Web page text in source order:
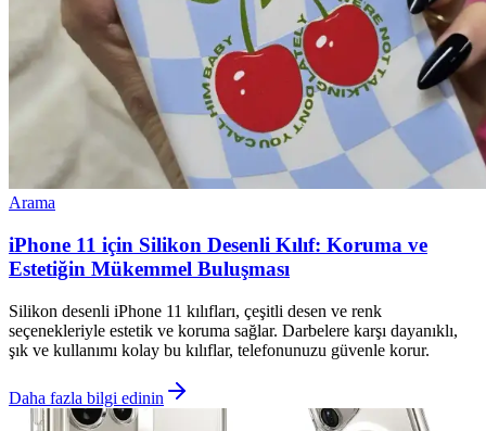
Arama
iPhone 11 için Silikon Desenli Kılıf: Koruma ve
Estetiğin Mükemmel Buluşması
Silikon desenli iPhone 11 kılıfları, çeşitli desen ve renk
seçenekleriyle estetik ve koruma sağlar. Darbelere karşı dayanıklı,
şık ve kullanımı kolay bu kılıflar, telefonunuzu güvenle korur.
Daha fazla bilgi edinin